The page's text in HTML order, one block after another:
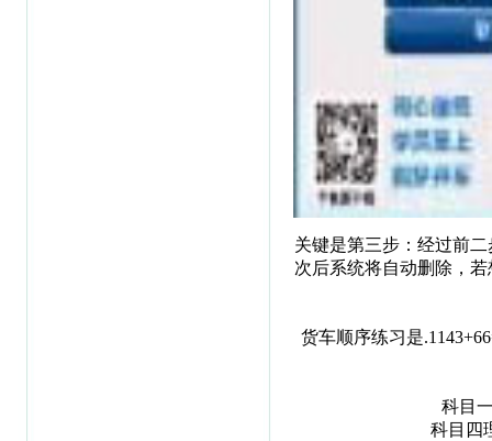
关键是第三步：经过前
次后系统将自动删除，
货车顺序练习是
科目
科目四